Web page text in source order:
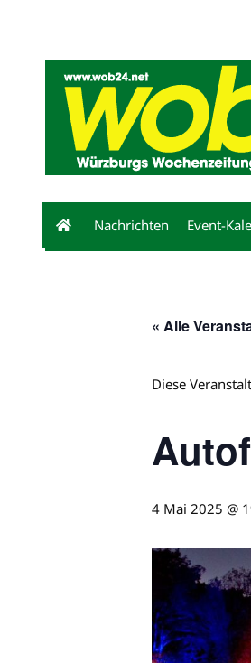
Nachrichten Event-
« Alle
Diese
4 Mai 2025 @